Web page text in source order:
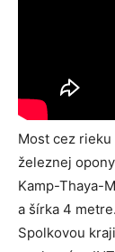
Most cez
železnej
Kamp-Thaya-
a šírka 4
Spolkovou